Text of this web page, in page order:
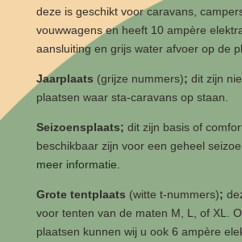
deze is geschikt voor caravans,
vouwwagens en heeft 10 ampère
aansluiting en grijs water afvoer op de
Jaarplaats (grijze nummers); dit zijn
plaatsen waar sta-caravans op staan.
Seizoensplaats; dit zijn basis of
beschikbaar zijn voor een geheel
meer informatie
Grote tentplaats (witte t-nummers);
voor tenten van de maten M, L, of XL.
plaatsen kunnen wij u ook 6 ampère